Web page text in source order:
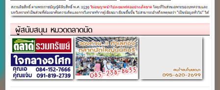
ผู้สนับสนุน หมวดตลาดนัด